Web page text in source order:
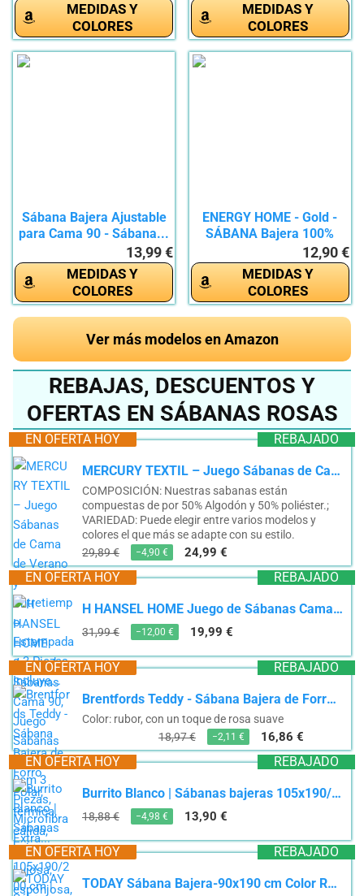
MEDIDAS Y
COLORES
MEDIDAS Y
COLORES
Sábana Bajera Ajustable
para Cama 90 - Sábana...
13,99 €
MEDIDAS Y
COLORES
ENERGY HOME - Gold -
SÁBANA Bajera 100%
ALGODÓN...12,90 €
MEDIDAS Y
COLORES
Ver más modelos en Amazon
REBAJAS, DESCUENTOS Y
OFERTAS EN SÁBANAS ROSAS
REBAJADO
EN OFERTA HOY
MERCURY TEXTIL – Juego Sábanas de Cama de Verano y Entretiempo. Estampadas 3 Piezas, Incluye...
COMPOSICIÓN: Nuestras sabanas están
compuestas de por 50% Algodón y 50% poliéster.;
VARIEDAD: Puede elegir entre varios modelos y
colores el que más se adapte con su estilo.
29,89 €
−4,90 € 24,99 €
REBAJADO
EN OFERTA HOY
H HANSEL HOME Juego de Sábanas Cama 90, Juego Sábanas 90x190/200cm 3 Piezas, Microfibra Extra...
31,99 € −12,00 € 19,99 €
REBAJADO
EN OFERTA HOY
Brentfords Teddy - Sábana Bajera de Forro Polar, térmica, cálida, Suave, Lujosa, esponjosa,...
Color: rubor, con un toque de rosa suave
18,97 €
−2,11 € 16,86 €
REBAJADO
EN OFERTA HOY
Burrito Blanco | Sábanas bajeras 105x190/200 cm | Cama de 105 cm(+ Medidas Disponibles) | Tejido de...
18,88 € −4,98 € 13,90 €
REBAJADO
EN OFERTA HOY
TODAY Sábana Bajera-90x190 cm Color Rosa, 100% algodón, 190x90x0.1 cm